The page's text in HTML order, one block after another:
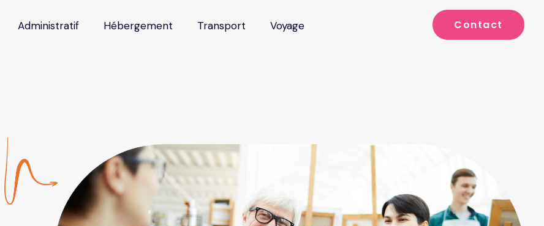
Administratif Hébergement Transport Voyage Contact